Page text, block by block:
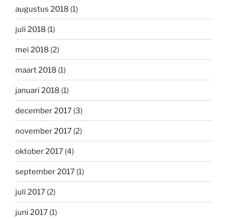
augustus 2018 (1)
juli 2018 (1)
mei 2018 (2)
maart 2018 (1)
januari 2018 (1)
december 2017 (3)
november 2017 (2)
oktober 2017 (4)
september 2017 (1)
juli 2017 (2)
juni 2017 (1)